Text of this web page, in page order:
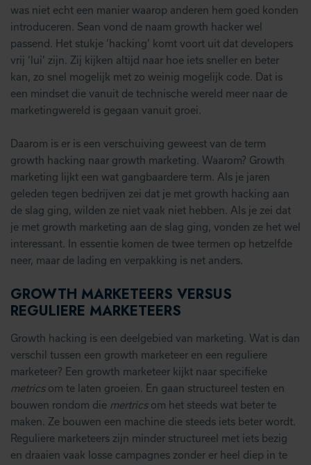
was niet echt een manier waarop anderen hem goed konden
introduceren. Sean vond de naam growth hacker wel
passend. Het stukje ‘hacking’ komt voort uit dat developers
vrij ‘lui’ zijn. Zij kijken altijd naar hoe iets sneller en beter
kan, zo snel mogelijk met zo weinig mogelijk code. Dat is
een mindset die vanuit de technische wereld meer naar de
marketingwereld is gegaan vanuit groei.
Daarom is er is een verschuiving geweest van de term
growth hacking naar growth marketing. Waarom? Growth
marketing lijkt een wat gangbaardere term. Als je jaren
geleden tegen bedrijven zei dat je met growth hacking aan
de slag ging, wilden ze niet vaak niet hebben. Als je zei dat
je met growth marketing aan de slag ging, vonden ze het wel
interessant. In essentie komen de twee termen op hetzelfde
neer, maar de lading en verpakking is net anders.
GROWTH MARKETEERS VERSUS
REGULIERE MARKETEERS
Growth hacking is een deelgebied van marketing. Wat is dan
verschil tussen een growth marketeer en een reguliere
marketeer? Een growth marketeer kijkt naar specifieke
metricsom te laten groeien. En gaan structureel testen en
bouwen rondom die mertrics om het steeds wat beter te
maken. Ze bouwen een machine die steeds iets beter wordt.
Reguliere marketeers zijn minder structureel met iets bezig
en draaien vaak losse campagnes zonder er heel diep in te